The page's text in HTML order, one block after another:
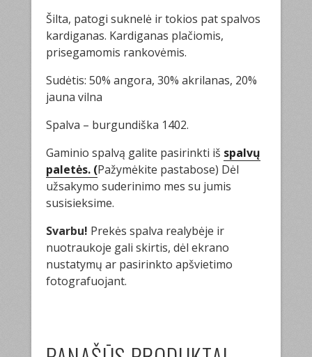
Šilta, patogi suknelė ir tokios pat spalvos
kardiganas. Kardiganas plačiomis,
prisegamomis rankovėmis.
Sudėtis: 50% angora, 30% akrilanas, 20%
jauna vilna
Spalva – burgundiška 1402.
Gaminio spalvą galite pasirinkti iš spalvų
paletės. (Pažymėkite pastabose) Dėl
užsakymo suderinimo mes su jumis
susisieksime.
Svarbu! Prekės spalva realybėje ir
nuotraukoje gali skirtis, dėl ekrano
nustatymų ar pasirinkto apšvietimo
fotografuojant.